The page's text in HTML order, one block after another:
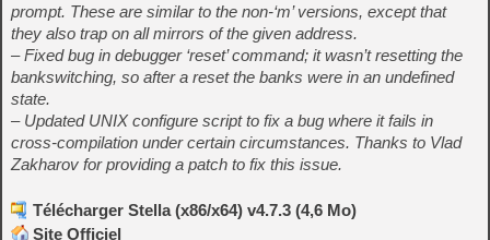
prompt. These are similar to the non-‘m’ versions, except that
they also trap on all mirrors of the given address.
– Fixed bug in debugger ‘reset’ command; it wasn’t resetting the
bankswitching, so after a reset the banks were in an undefined
state.
– Updated UNIX configure script to fix a bug where it fails in
cross-compilation under certain circumstances. Thanks to Vlad
Zakharov for providing a patch to fix this issue.
Télécharger Stella (x86/x64) v4.7.3 (4,6 Mo)
Site Officiel